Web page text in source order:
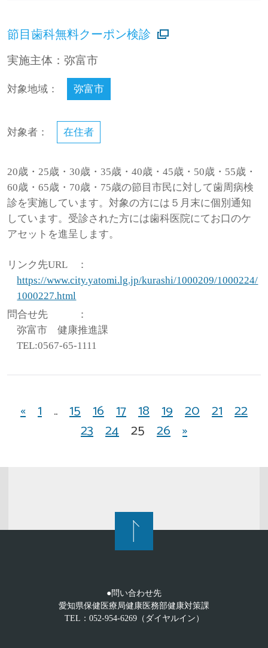
節目歯科無料クーポン検診
実施主体：弥富市
対象地域： 弥富市
対象者： 在住者
20歳・25歳・30歳・35歳・40歳・45歳・50歳・55歳・
60歳・65歳・70歳・75歳の節目市民に対して歯周病検
診を実施しています。対象の方には５月末に個別通知
しています。受診された方には歯科医院にてお口のケ
アセットを進呈します。
リンク先URL
：
https://www.city.yatomi.lg.jp/kurashi/1000209/1000224/
1000227.html
問合せ先
：
弥富市 健康推進課
TEL:0567-65-1111
« 1 .. 15 16 17 18 19 20 21 22
23 24 25 26 »
●問い合わせ先
愛知県保健医療局健康医務部健康対策課
TEL：052-954-6269（ダイヤルイン）